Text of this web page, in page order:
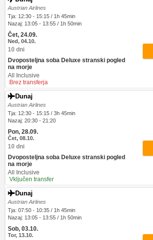
Austrian Airlines
Tja: 12:30 - 15:15 / 1h 45min
Nazaj: 13:05 - 13:55 / 1h 50min
Čet, 24.09.
Ned, 04.10.
10 dni
Dvoposteljna soba Deluxe stranski pogled
na morje
All Inclusive
Brez transferja
Dunaj
Austrian Airlines
Tja: 12:30 - 15:15 / 3h 45min
Nazaj: 20:30 - 21:20
Pon, 28.09.
Čet, 08.10.
10 dni
Dvoposteljna soba Deluxe stranski pogled
na morje
All Inclusive
Vključen transfer
Dunaj
Austrian Airlines
Tja: 07:50 - 10:35 / 1h 45min
Nazaj: 13:05 - 13:55 / 1h 50min
Sob, 03.10.
Tor, 13.10.